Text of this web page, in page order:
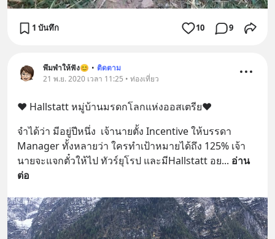
1 บันทึก 10 9
พึมพำให้ฟัง😊 • ติดตาม
21 พ.ย. 2020 เวลา 11:25 • ท่องเที่ยว
❤️ Hallstatt หมู่บ้านมรดกโลกแห่งออสเตรีย❤️
จำได้ว่า มีอยู่ปีหนึ่ง  เจ้านายตั้ง Incentive ให้บรรดา
Manager ทั้งหลายว่า ใครทำเป้าหมายได้ถึง 125% เจ้า
นายจะแจกตั๋วให้ไป ทัวร์ยุโรป และมีHallstatt อย... อ่าน
ต่อ